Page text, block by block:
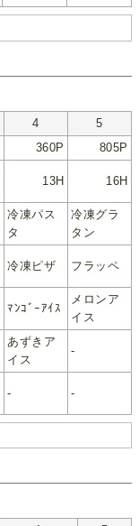
4
5
360P
805P
13H 16H
冷凍パス
タ
冷凍グラ
タン
冷凍ピザ フラッペ
ﾏﾝｺﾞｰｱｲｽ
メロンア
イス
あずきア
イス
-
- -